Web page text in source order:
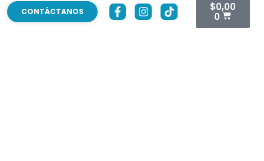
CONTÁCTANOS $0,00
0